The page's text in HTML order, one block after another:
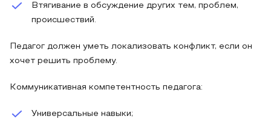
Втягивание в обсуждение других тем, проблем,
происшествий.
Педагог должен уметь локализовать конфликт, если он
хочет решить проблему.
Коммуникативная компетентность педагога:
Универсальные навыки;